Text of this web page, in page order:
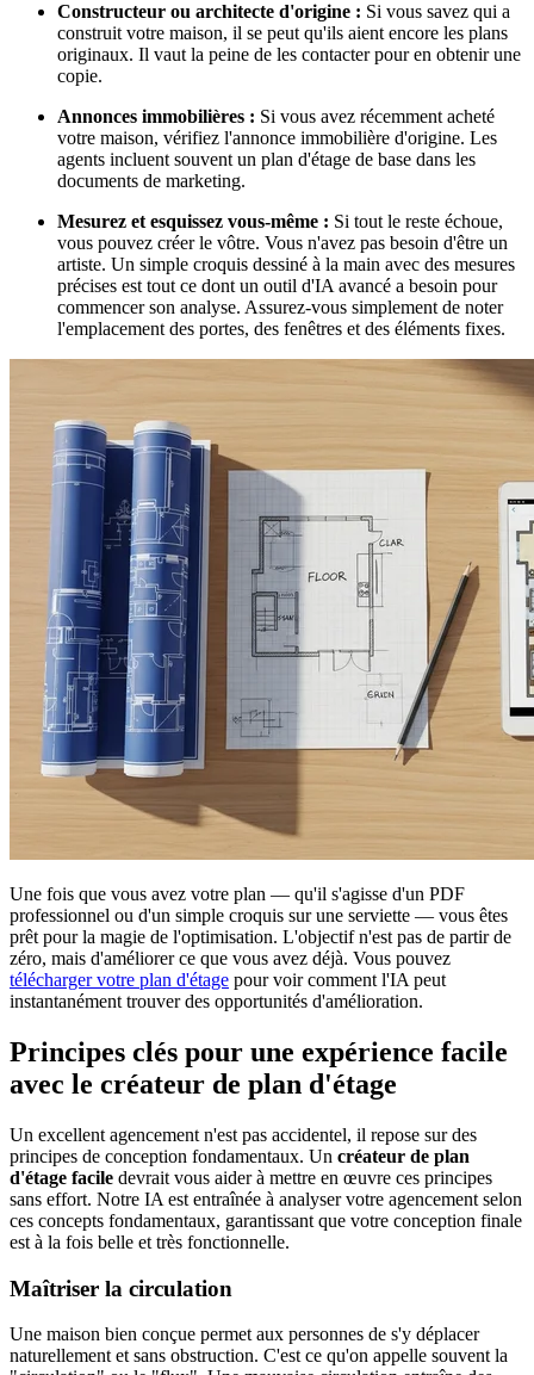
Constructeur ou architecte d'origine : Si vous savez qui a
construit votre maison, il se peut qu'ils aient encore les plans
originaux. Il vaut la peine de les contacter pour en obtenir une
copie.
Annonces immobilières : Si vous avez récemment acheté
votre maison, vérifiez l'annonce immobilière d'origine. Les
agents incluent souvent un plan d'étage de base dans les
documents de marketing.
Mesurez et esquissez vous-même : Si tout le reste échoue,
vous pouvez créer le vôtre. Vous n'avez pas besoin d'être un
artiste. Un simple croquis dessiné à la main avec des mesures
précises est tout ce dont un outil d'IA avancé a besoin pour
commencer son analyse. Assurez-vous simplement de noter
l'emplacement des portes, des fenêtres et des éléments fixes.
Une fois que vous avez votre plan — qu'il s'agisse d'un PDF
professionnel ou d'un simple croquis sur une serviette — vous êtes
prêt pour la magie de l'optimisation. L'objectif n'est pas de partir de
zéro, mais d'améliorer ce que vous avez déjà. Vous pouvez
télécharger votre plan d'étage pour voir comment l'IA peut
instantanément trouver des opportunités d'amélioration.
Principes clés pour une expérience facile
avec le créateur de plan d'étage
Un excellent agencement n'est pas accidentel, il repose sur des
principes de conception fondamentaux. Un créateur de plan
d'étage facile devrait vous aider à mettre en œuvre ces principes
sans effort. Notre IA est entraînée à analyser votre agencement selon
ces concepts fondamentaux, garantissant que votre conception finale
est à la fois belle et très fonctionnelle.
Maîtriser la circulation
Une maison bien conçue permet aux personnes de s'y déplacer
naturellement et sans obstruction. C'est ce qu'on appelle souvent la